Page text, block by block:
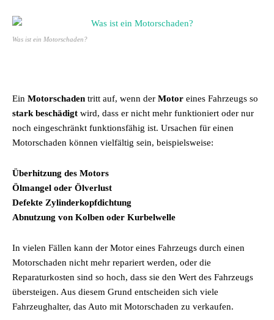
Was ist ein Motorschaden?
Ein Motorschaden tritt auf, wenn der Motor eines Fahrzeugs so
stark beschädigt wird, dass er nicht mehr funktioniert oder nur
noch eingeschränkt funktionsfähig ist. Ursachen für einen
Motorschaden können vielfältig sein, beispielsweise:
Überhitzung des Motors
Ölmangel oder Ölverlust
Defekte Zylinderkopfdichtung
Abnutzung von Kolben oder Kurbelwelle
In vielen Fällen kann der Motor eines Fahrzeugs durch einen
Motorschaden nicht mehr repariert werden, oder die
Reparaturkosten sind so hoch, dass sie den Wert des Fahrzeugs
übersteigen. Aus diesem Grund entscheiden sich viele
Fahrzeughalter, das Auto mit Motorschaden zu verkaufen.